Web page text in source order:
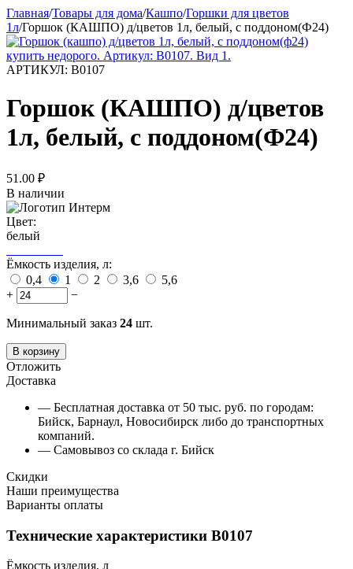
Главная/Товары для дома/Кашпо/Горшки для цветов
1л/Горшок (КАШПО) д/цветов 1л, белый, с поддоном(Ф24)
АРТИКУЛ: В0107
Горшок (КАШПО) д/цветов
1л, белый, с поддоном(Ф24)
51.00 ₽
В наличии
Цвет:
белый
Ёмкость изделия, л:
0,4
1 2 3,6
5,6
+
−
Минимальный заказ 24 шт.
В корзину
Отложить
Доставка
— Бесплатная доставка от 50 тыс. руб. по городам:
Бийск, Барнаул, Новосибирск либо до транспортных
компаний.
— Самовывоз со склада г. Бийск
Скидки
Наши преимущества
Варианты оплаты
Технические характеристики В0107
Ёмкость изделия, л